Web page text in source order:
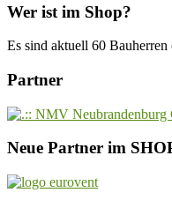
Wer ist im Shop?
Es sind aktuell 60 Bauherren
Partner
Neue Partner im